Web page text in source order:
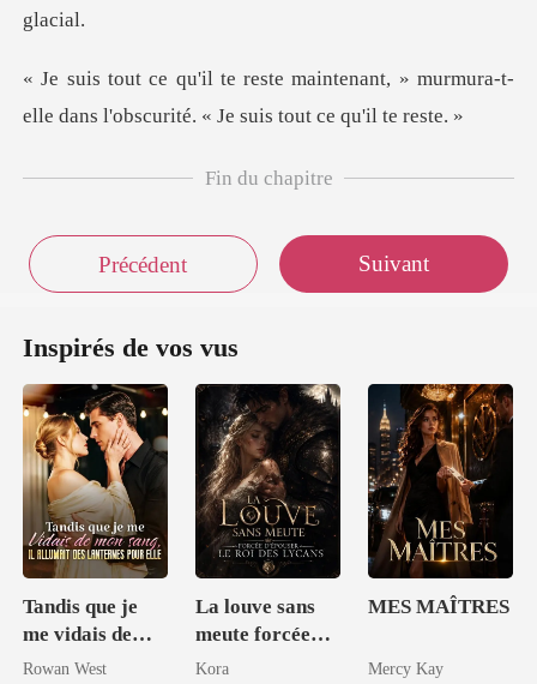
enant, » murmura-t-
elle dans l'obscuri
Fin du chapitre
Précédent Suivant
Inspirés de vos vus
Tandis que je
me vidais de
mon sang, il
Rowan West
La louve sans
meute forcée
d'épouser le roi
Kora
MES MAÎTRES
Mercy Kay